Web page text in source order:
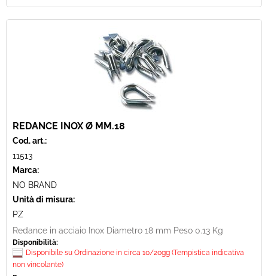
REDANCE INOX Ø MM.18
Cod. art.:
11513
Marca:
NO BRAND
Unità di misura:
PZ
Redance in acciaio Inox Diametro 18 mm Peso 0.13 Kg
Disponibilità:
Disponibile su Ordinazione in circa 10/20gg (Tempistica indicativa
non vincolante)